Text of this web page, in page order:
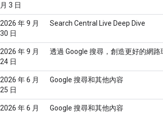
月 3 日
2026 年 9 月
30 日
Search Central Live Deep Dive
2026 年 9 月
24 日
透過 Google 搜尋，創造更好的網路
2026 年 6 月
25 日
Google 搜尋和其他內容
2026 年 6 月
Google 搜尋和其他內容